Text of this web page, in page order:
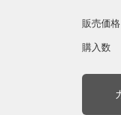
販売価格
購入数